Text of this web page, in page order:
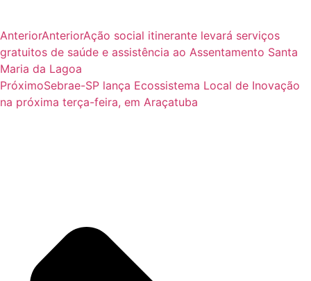
AnteriorAnteriorAção social itinerante levará serviços
gratuitos de saúde e assistência ao Assentamento Santa
Maria da Lagoa
PróximoSebrae-SP lança Ecossistema Local de Inovação
na próxima terça-feira, em Araçatuba